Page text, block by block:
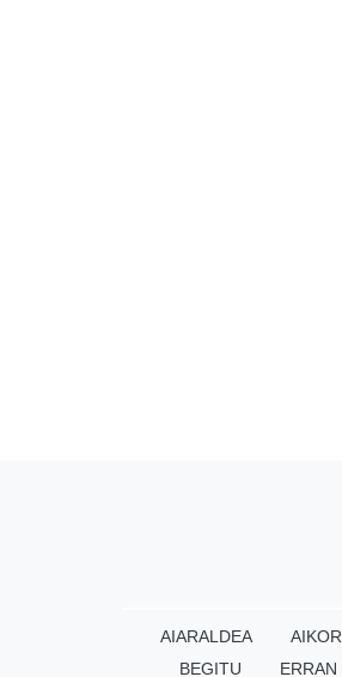
AIARALDEA AIKOR
BEGITU
ERRAN